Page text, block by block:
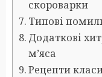
скороварки
Типові
Додаткові
м’яса
Рецепти